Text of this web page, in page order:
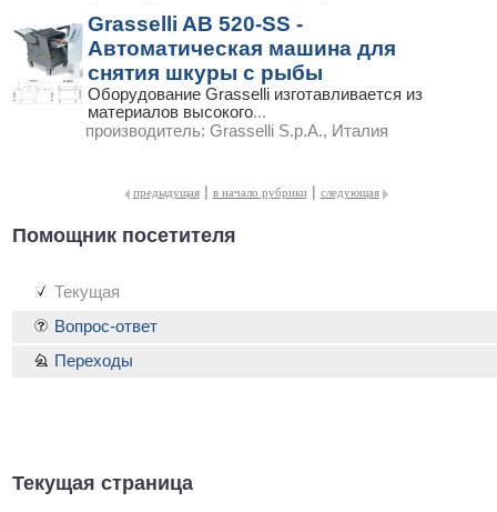
Grasselli AB 520-SS -
Автоматическая машина для
снятия шкуры с рыбы
Оборудование Grasselli изготавливается из
материалов высокого...
производитель: Grasselli S.p.A., Италия
предыдущая | в начало рубрики | следующая
Помощник посетителя
Текущая
Текущая страница
Вопрос-ответ
Переходы